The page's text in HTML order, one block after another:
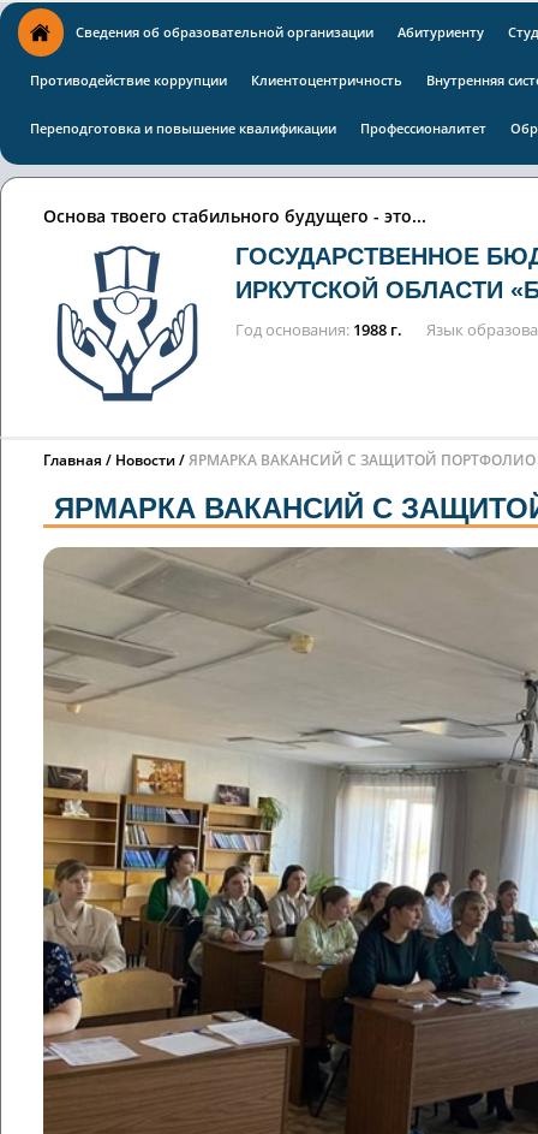
Сведения об образовательной организации Абитуриенту
Противодействие коррупции Клиентоцентричность Внутренняя
Переподготовка и повышение квалификации Профессионалитет
Основа твоего стабильного будущего - это...
ГОСУДАРСТВЕННОЕ
ИРКУТСКОЙ ОБЛАСТИ
Год основания 1988 г. Язык
Главная Новости ЯРМАРКА ВАКАНСИЙ С ЗАЩИТОЙ ПОРТФОЛИО
ЯРМАРКА ВАКАНСИЙ С